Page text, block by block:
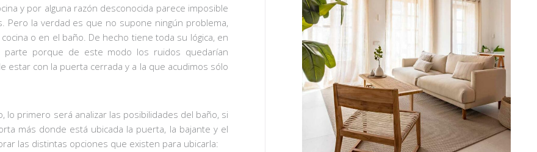
y por alguna razón desconocida parece imposible
Pero la verdad es que no supone ningún problema,
o en el baño. De hecho tiene toda su lógica, en
parte porque de este modo los ruidos quedarían
estar con la puerta cerrada y a la que acudimos sólo
lo primero será analizar las posibilidades del baño, si
más donde está ubicada la puerta, la bajante y el
las distintas opciones que existen para ubicarla: